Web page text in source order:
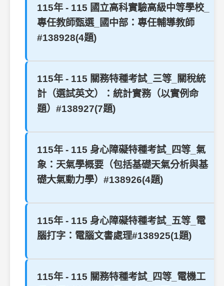
115年 - 115 國立高科實驗高級中等學校_
專任教師甄選_國中部：專任輔導教師
#138928(4題)
115年 - 115 關務特種考試_三等_關稅統
計（選試英文）：統計實務（以實例命
題）#138927(7題)
115年 - 115 身心障礙特種考試_四等_氣
象：天氣學概要（包括基礎天氣分析與基
礎大氣動力學）#138926(4題)
115年 - 115 身心障礙特種考試_五等_電
腦打字：電腦文書處理#138925(1題)
115年 - 115 關務特種考試_四等_電機工